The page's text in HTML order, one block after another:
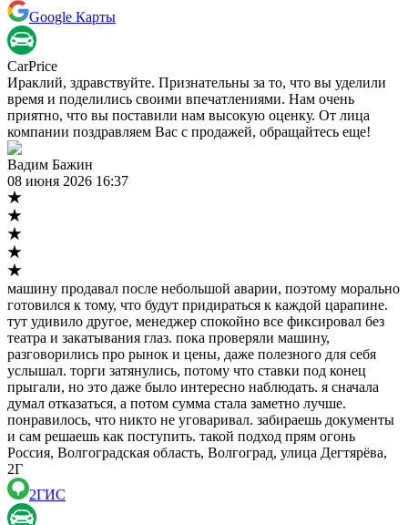
Google Карты
CarPrice
Ираклий, здравствуйте. Признательны за то, что вы уделили
время и поделились своими впечатлениями. Нам очень
приятно, что вы поставили нам высокую оценку. От лица
компании поздравляем Вас с продажей, обращайтесь еще!
Вадим Бажин
08 июня 2026 16:37
машину продавал после небольшой аварии, поэтому морально
готовился к тому, что будут придираться к каждой царапине.
тут удивило другое, менеджер спокойно все фиксировал без
театра и закатывания глаз. пока проверяли машину,
разговорились про рынок и цены, даже полезного для себя
услышал. торги затянулись, потому что ставки под конец
прыгали, но это даже было интересно наблюдать. я сначала
думал отказаться, а потом сумма стала заметно лучше.
понравилось, что никто не уговаривал. забираешь документы
и сам решаешь как поступить. такой подход прям огонь
Россия, Волгоградская область, Волгоград, улица Дегтярёва,
2Г
2ГИС